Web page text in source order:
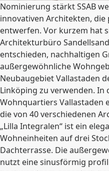
Nominierung stärkt SSAB
innovativen Architekten,
entwerfen. Vor kurzem hat
Architekturbüro
entschieden, nachhaltigen
außergewöhnliche
Neubaugebiet Vallastaden
Linköping zu verwenden. In
Wohnquartiers Vallastaden
die von 40 verschiedenen
„Lilla Integralen“ ist ein
Wohneinheiten auf drei
Dachterrasse. Die
nutzt eine sinusförmig